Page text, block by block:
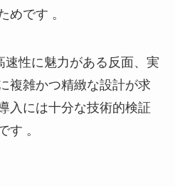
めです 。
速性に魅力がある反面、実
複雑かつ精緻な設計が求
入には十分な技術的検証
す 。